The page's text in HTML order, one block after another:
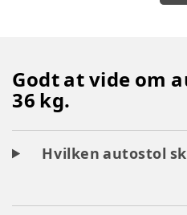
Godt at vide om
36 kg.
Hvilken autostol